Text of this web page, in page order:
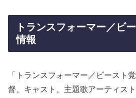
トランスフォーマー／ビ
情報
「トランスフォーマー／ビースト
督、キャスト、主題歌アーティス